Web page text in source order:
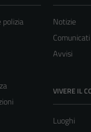
polizia
Notizie
Comunicati
Avvisi
VIVERE IL
Luoghi